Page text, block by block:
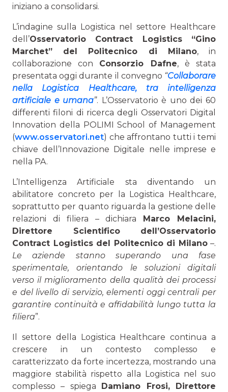
iniziano a consolidarsi.
L’indagine sulla Logistica nel settore Healthcare
dell’Osservatorio Contract Logistics “Gino
Marchet” del Politecnico di Milano, in
collaborazione con Consorzio Dafne, è stata
presentata oggi durante il convegno “Collaborare
nella Logistica Healthcare, tra intelligenza
artificiale e umana”. L’Osservatorio è uno dei 60
differenti filoni di ricerca degli Osservatori Digital
Innovation della POLIMI School of Management
(www.osservatori.net) che affrontano tutti i temi
chiave dell’Innovazione Digitale nelle imprese e
nella PA.
L’Intelligenza Artificiale sta diventando un
abilitatore concreto per la Logistica Healthcare,
soprattutto per quanto riguarda la gestione delle
relazioni di filiera – dichiara
Marco Melacini,
Direttore Scientifico dell’Osservatorio
Contract Logistics del Politecnico di Milano–.
Le aziende stanno superando una fase
sperimentale, orientando le soluzioni digitali
verso il miglioramento della qualità dei processi
e del livello di servizio, elementi oggi centrali per
garantire continuità e affidabilità lungo tutta la
filiera”.
Il settore della Logistica Healthcare continua a
crescere in un contesto complesso e
caratterizzato da forte incertezza, mostrando una
maggiore stabilità rispetto alla Logistica nel suo
complesso – spiega
Damiano Frosi, Direttore